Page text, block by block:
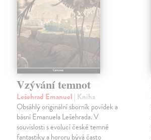
Vzývání temnot
Lešehrad Emanuel | Kniha
Obsáhlý originální sborník povídek a
básní Emanuela Lešehrada. V
souvislosti s evolucí české temné
fantastiky a hororu bývá často